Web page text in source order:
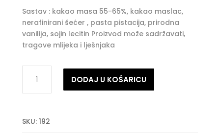
Sastav : kakao masa 55-65%, kakao maslac,
nerafinirani šećer , pasta pistacija, prirodna
vanilija, sojin lecitin Proizvod može sadržavati,
tragove mlijeka i lješnjaka
pistacija
količina
DODAJ U KOŠARICU
SKU: 192